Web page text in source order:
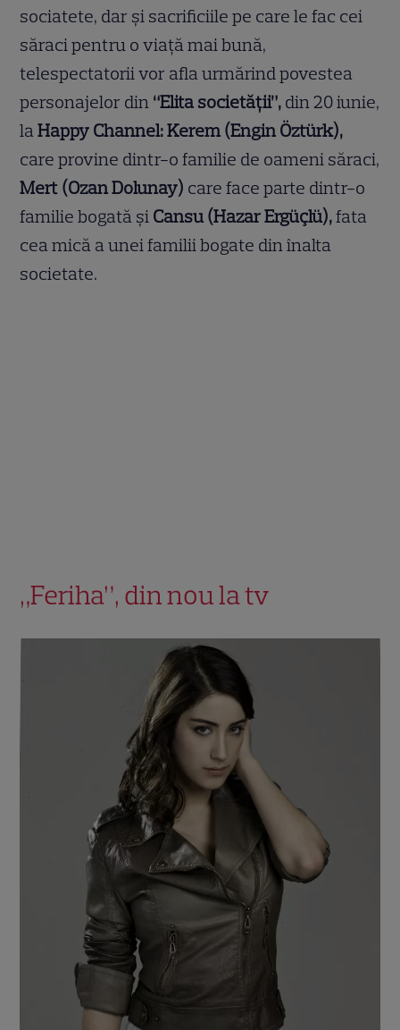
sociatete, dar și sacrificiile pe care le fac cei
săraci pentru o viață mai bună,
telespectatorii vor afla urmărind povestea
personajelor din “Elita societății”, din 20 iunie,
laHappy Channel: Kerem (Engin Öztürk),
care provine dintr-o familie de oameni săraci,
Mert (Ozan Dolunay) care face parte dintr-o
familie bogată și Cansu (Hazar Ergüçlü),fata
cea mică a unei familii bogate din înalta
societate.
„Feriha”, din nou la tv